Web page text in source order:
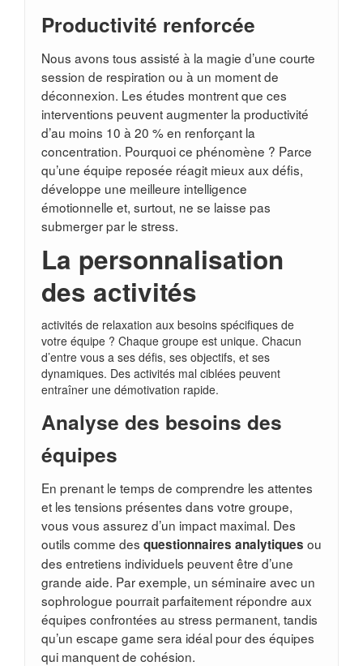
Productivité renforcée
Nous avons tous assisté à la magie d’une courte
session de respiration ou à un moment de
déconnexion. Les études montrent que ces
interventions peuvent augmenter la productivité
d’au moins 10 à 20 % en renforçant la
concentration. Pourquoi ce phénomène ? Parce
qu’une équipe reposée réagit mieux aux défis,
développe une meilleure intelligence
émotionnelle et, surtout, ne se laisse pas
submerger par le stress.
La personnalisation
des activités
activités de relaxation aux besoins spécifiques de
votre équipe ? Chaque groupe est unique. Chacun
d’entre vous a ses défis, ses objectifs, et ses
dynamiques. Des activités mal ciblées peuvent
entraîner une démotivation rapide.
Analyse des besoins des
équipes
En prenant le temps de comprendre les attentes
et les tensions présentes dans votre groupe,
vous vous assurez d’un impact maximal. Des
outils comme des questionnaires analytiques ou
des entretiens individuels peuvent être d’une
grande aide. Par exemple, un séminaire avec un
sophrologue pourrait parfaitement répondre aux
équipes confrontées au stress permanent, tandis
qu’un escape game sera idéal pour des équipes
qui manquent de cohésion.